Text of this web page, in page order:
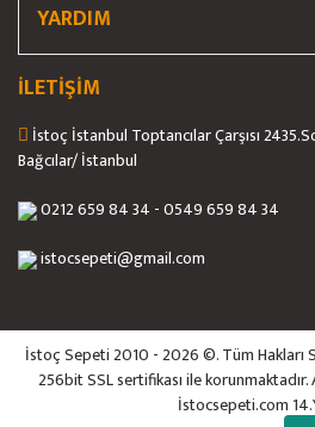
YARDIM
İLETİŞİM
İstoç İstanbul Toptancılar Çarşısı
Bağcılar/ İstanbul
0212 659 84 34 - 0549 659 84 34
istocsepeti@gmail.com
İstoç Sepeti 2010 - 2026 ©. Tüm Hakları
256bit SSL sertifikası ile
İstocsepeti.com